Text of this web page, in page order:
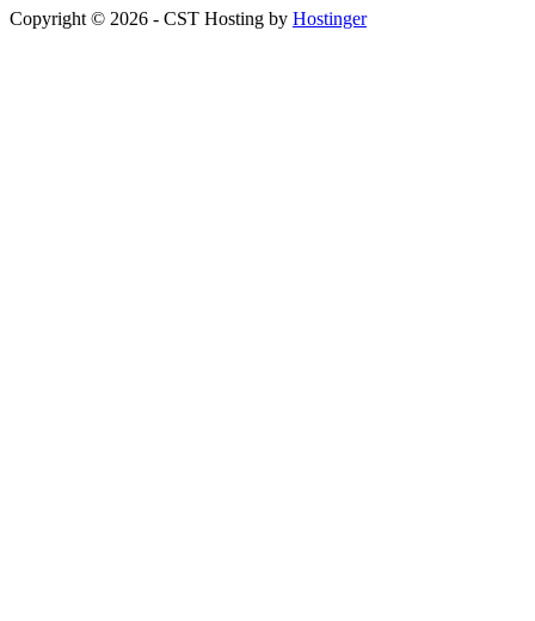
Copyright © 2026 - CST Hosting by Hostinger